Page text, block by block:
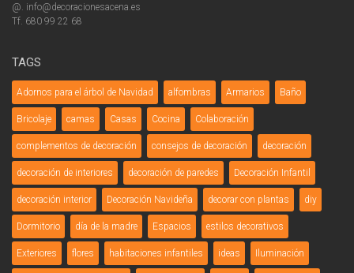
@. info@decoracionesacena.es
Tf. 680 99 22 68
TAGS
Adornos para el árbol de Navidad alfombras Armarios Baño
Bricolaje camas Casas Cocina Colaboración
complementos de decoración consejos de decoración decoración
decoración de interiores decoración de paredes Decoración Infantil
decoración interior Decoración Navideña decorar con plantas diy
Dormitorio día de la madre Espacios estilos decorativos
Exteriores flores habitaciones infantiles ideas Iluminación